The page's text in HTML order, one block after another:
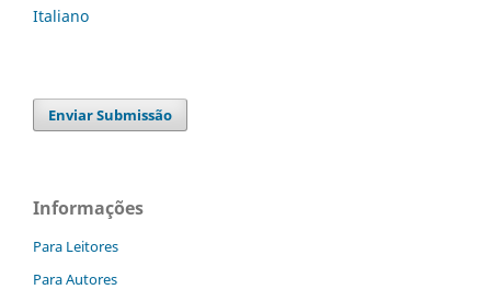
Italiano
Enviar Submissão
Informações
Para Leitores
Para Autores